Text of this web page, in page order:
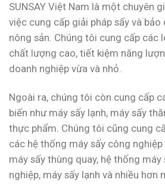
SUNSAY Việt Nam là một chuyên
việc cung cấp giải pháp sấy và
nông sản. Chúng tôi cung cấp các
chất lượng cao, tiết kiệm năng
doanh nghiệp vừa và nhỏ.
Ngoài ra, chúng tôi còn cung cấp
biến như máy sấy lạnh, máy sấy
thực phẩm. Chúng tôi cũng cung
các hệ thống máy sấy công
máy sấy thùng quay, hệ thống máy
nghiệp, máy sấy lạnh và nhiều hơn